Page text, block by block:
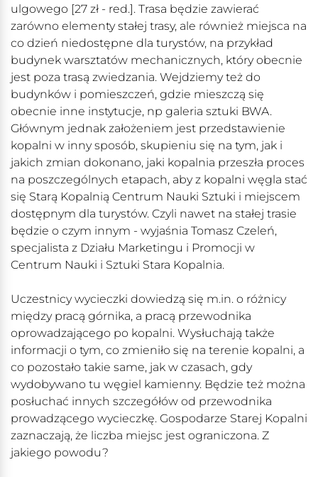
ulgowego [27 zł - red.]. Trasa będzie zawierać
zarówno elementy stałej trasy, ale również miejsca na
co dzień niedostępne dla turystów, na przykład
budynek warsztatów mechanicznych, który obecnie
jest poza trasą zwiedzania. Wejdziemy też do
budynków i pomieszczeń, gdzie mieszczą się
obecnie inne instytucje, np galeria sztuki BWA.
Głównym jednak założeniem jest przedstawienie
kopalni w inny sposób, skupieniu się na tym, jak i
jakich zmian dokonano, jaki kopalnia przeszła proces
na poszczególnych etapach, aby z kopalni węgla stać
się Starą Kopalnią Centrum Nauki Sztuki i miejscem
dostępnym dla turystów. Czyli nawet na stałej trasie
będzie o czym innym - wyjaśnia Tomasz Czeleń,
specjalista z Działu Marketingu i Promocji w
Centrum Nauki i Sztuki Stara Kopalnia.
Uczestnicy wycieczki dowiedzą się m.in. o różnicy
między pracą górnika, a pracą przewodnika
oprowadzającego po kopalni. Wysłuchają także
informacji o tym, co zmieniło się na terenie kopalni, a
co pozostało takie same, jak w czasach, gdy
wydobywano tu węgiel kamienny. Będzie też można
posłuchać innych szczegółów od przewodnika
prowadzącego wycieczkę. Gospodarze Starej Kopalni
zaznaczają, że liczba miejsc jest ograniczona. Z
jakiego powodu?